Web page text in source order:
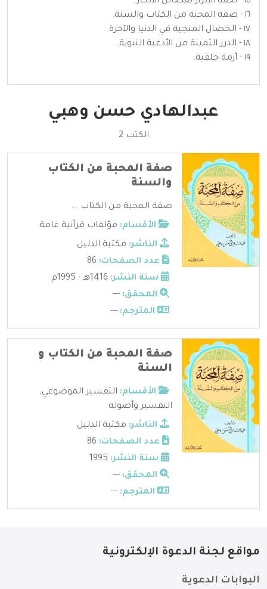
١٦ - صفة المحبة من الكتاب والسنة.
١٧ - الخصال المنجية في الدنيا والآخرة.
١٨ - الدرر الثمينة من الأدعية النبوية.
١٩ - أزمة خلقية.
عبدالهادي حسن وهبي
الكتب 2
صفة المحبة من الكتاب
والسنة
صفة المحبة من الكتاب ...
الأقسام: مؤلفات قرآنية عامة
الناشر: مكتبة الدليل
عدد الصفحات:
سنة النشر:
المحقق: ---
المترجم: ---
صفة المحبة من الكتاب و
السنة
الأقسام: التفسير الموضوعي,
التفسير وأصوله
الناشر: مكتبة الدليل
عدد الصفحات:
سنة النشر:
المحقق: ---
المترجم: ---
مواقع لجنة الدعوة الإلكترونية
البوابات الدعوية